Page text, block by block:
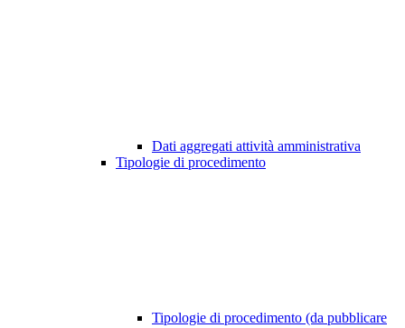
Dati aggregati attività amministrativa
Tipologie di procedimento
Tipologie di procedimento (da pubblicare